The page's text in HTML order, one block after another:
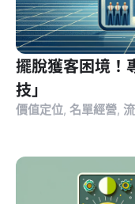
擺脫獲客困境！
技」
價值定位, 名單經營,